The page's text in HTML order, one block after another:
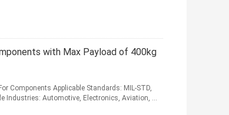
with Max Payload of 400kg
Components​ Applicable Standards: MIL-STD,
Industries: Automotive, Electronics, Aviation, ...